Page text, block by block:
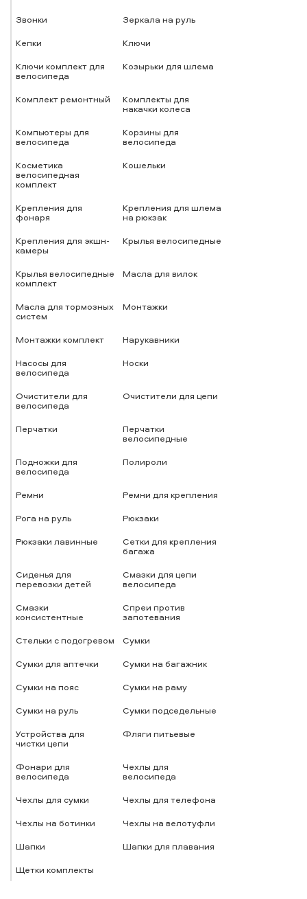
Звонки
Зеркала на руль
Кепки
Ключи
Ключи комплект для
велосипеда
Козырьки для шлема
Комплект ремонтный Комплекты для
накачки колеса
Компьютеры для
велосипеда
Корзины для
велосипеда
Косметика
велосипедная
комплект
Кошельки
Крепления для
фонаря
Крепления для шлема
на рюкзак
Крепления для экшн-
камеры
Крылья велосипедные
Крылья велосипедные
комплект
Масла для вилок
Масла для тормозных
систем
Монтажки
Монтажки комплект
Нарукавники
Насосы для
велосипеда
Носки
Очистители для
велосипеда
Очистители для цепи
Перчатки Перчатки
велосипедные
Подножки для
велосипеда
Полироли
Ремни
Ремни для крепления
Рога на руль
Рюкзаки
Рюкзаки лавинные
Сетки для крепления
багажа
Сиденья для
перевозки детей
Смазки для цепи
велосипеда
Смазки
консистентные
Спреи против
запотевания
Стельки с подогревом
Сумки
Сумки для аптечки
Сумки на багажник
Сумки на пояс
Сумки на раму
Сумки на руль
Сумки подседельные
Устройства для
чистки цепи
Фляги питьевые
Фонари для
велосипеда
Чехлы для
велосипеда
Чехлы для сумки
Чехлы для телефона
Чехлы на ботинки
Чехлы на велотуфли
Шапки
Шапки для плавания
Щетки комплекты